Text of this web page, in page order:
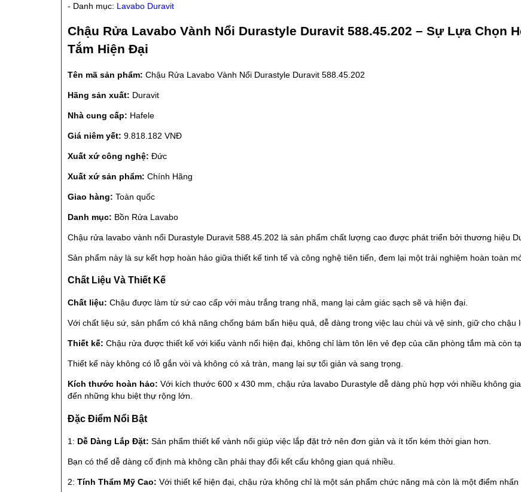
- Danh mục: Lavabo Duravit
Chậu Rửa Lavabo Vành Nổi Durastyle Duravit 588.45.202 – Sự Lựa Chọn
Tắm Hiện Đại
Tên mã sản phẩm: Chậu Rửa Lavabo Vành Nổi Durastyle Duravit 588.45.202
Hãng sản xuất: Duravit
Nhà cung cấp: Hafele
Giá niêm yết: 9.818.182 VNĐ
Xuất xứ công nghệ: Đức
Xuất xứ sản phẩm: Chính Hãng
Giao hàng: Toàn quốc
Danh mục: Bồn Rửa Lavabo
Chậu rửa lavabo vành nổi Durastyle Duravit 588.45.202 là sản phẩm chất lượng cao được phát triển bởi thương hiệu
Sản phẩm này là sự kết hợp hoàn hảo giữa thiết kế tinh tế và công nghệ tiên tiến, đem lại một trải nghiệm hoàn toàn
Chất Liệu Và Thiết Kế
Chất liệu: Chậu được làm từ sứ cao cấp với màu trắng trang nhã, mang lại cảm giác sạch sẽ và hiện đại.
Với chất liệu sứ, sản phẩm có khả năng chống bám bẩn hiệu quả, dễ dàng trong việc lau chùi và vệ sinh, giữ cho chậu
Thiết kế: Chậu rửa được thiết kế với kiểu vành nổi hiện đại, không chỉ làm tôn lên vẻ đẹp của căn phòng tắm mà còn
Thiết kế này không có lỗ gắn vòi và không có xả tràn, mang lại sự tối giản và sang trọng.
Kích thước hoàn hảo: Với kích thước 600 x 430 mm, chậu rửa lavabo Durastyle dễ dàng phù hợp với nhiều không
đến những khu biệt thự rộng lớn.
Đặc Điểm Nổi Bật
1: Dễ Dàng Lắp Đặt: Sản phẩm thiết kế vành nổi giúp việc lắp đặt trở nên đơn giản và ít tốn kém thời gian hơn.
Bạn có thể dễ dàng cố định mà không cần phải thay đổi kết cấu không gian quá nhiều.
2: Tính Thẩm Mỹ Cao: Với thiết kế hiện đại, chậu rửa không chỉ là một sản phẩm chức năng mà còn là một điểm nhấn